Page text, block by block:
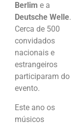
Berlim e a
Deutsche Welle.
Cerca de 500
convidados
nacionais e
estrangeiros
participaram do
evento.
Este ano os
músicos